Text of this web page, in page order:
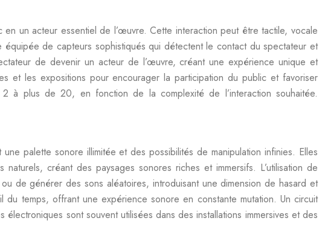
un acteur essentiel de l’œuvre. Cette interaction peut être tactile, vocale
de capteurs sophistiqués qui détectent le contact du spectateur et
de devenir un acteur de l’œuvre, créant une expérience unique et
et les expositions pour encourager la participation du public et favoriser
à plus de 20, en fonction de la complexité de l’interaction souhaitée.
palette sonore illimitée et des possibilités de manipulation infinies. Elles
créant des paysages sonores riches et immersifs. L’utilisation de
de générer des sons aléatoires, introduisant une dimension de hasard et
temps, offrant une expérience sonore en constante mutation. Un circuit
sont souvent utilisées dans des installations immersives et des